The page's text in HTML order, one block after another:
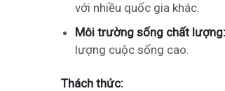
với nhiều quốc gia khác.
Môi trường sống chất lượng:
lượng cuộc sống cao.
Thách thức: